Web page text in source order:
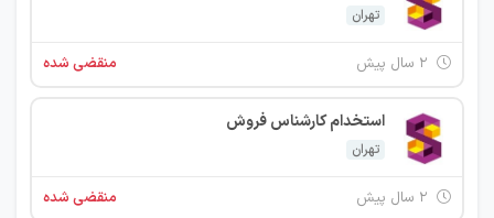
تهران
منقضی شده
استخدام کارشناس فروش
تهران
منقضی شده